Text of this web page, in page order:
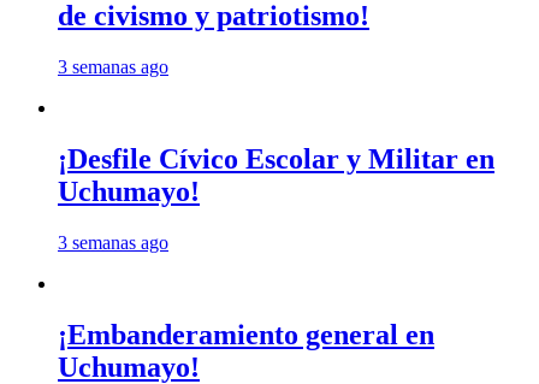
de civismo y patriotismo!
3 semanas ago
¡Desfile Cívico Escolar y Militar en
Uchumayo!
3 semanas ago
¡Embanderamiento general en
Uchumayo!